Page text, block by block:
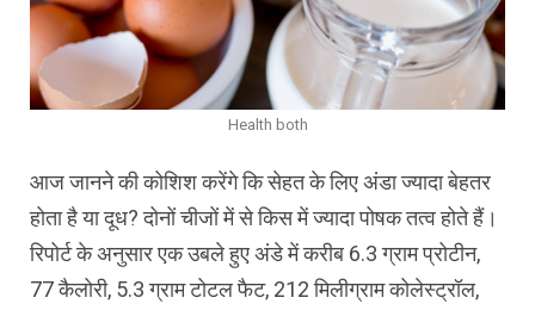
Health both
आज जानने की कोशिश करेंगे कि सेहत के लिए अंडा ज्यादा बेहतर
होता है या दूध? दोनों चीजों में से किस में ज्यादा पोषक तत्व होते हैं।
रिपोर्ट के अनुसार एक उबले हुए अंडे में करीब 6.3 ग्राम प्रोटीन,
77 कैलोरी, 5.3 ग्राम टोटल फैट, 212 मिलीग्राम कोलेस्ट्रॉल,